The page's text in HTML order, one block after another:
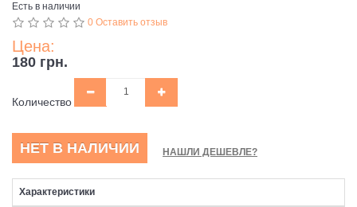
Есть в наличии
0 Оставить отзыв
Цена:
180 грн.
Количество
НЕТ В НАЛИЧИИ НАШЛИ ДЕШЕВЛЕ?
Характеристики